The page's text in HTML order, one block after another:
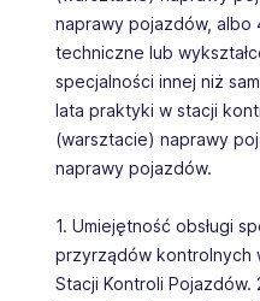
naprawy pojazdów, albo
techniczne lub
specjalności innej niż
lata praktyki w stacji
(warsztacie) naprawy
naprawy pojazdów.
1. Umiejętność obsługi
przyrządów kontrolnych
Stacji Kontroli